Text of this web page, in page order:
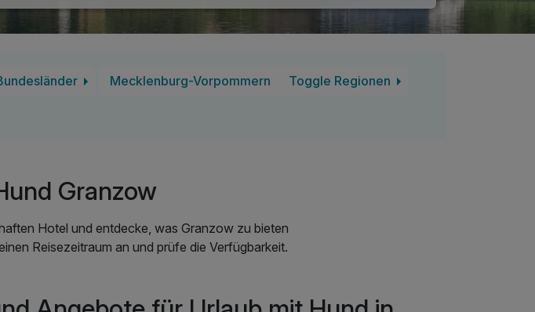
Mecklenburg-Vorpommern
Toggle Regionen
Granzow
Hotel und entdecke, was Granzow zu bieten
Reisezeitraum an und prüfe die Verfügbarkeit.